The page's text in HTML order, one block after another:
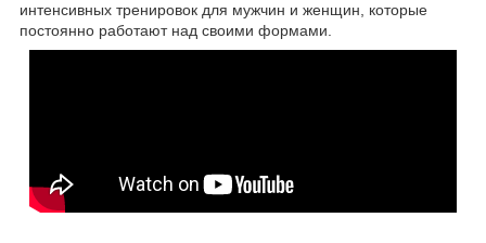
интенсивных тренировок для мужчин и женщин, которые
постоянно работают над своими формами.